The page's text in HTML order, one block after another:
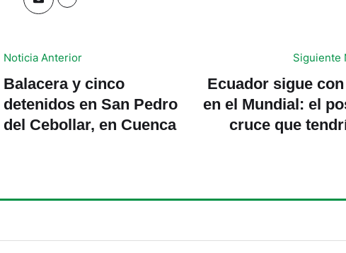
Noticia Anterior
Balacera y cinco
detenidos en San Pedro
del Cebollar, en Cuenca
Siguiente
Ecuador sigue
en el Mundial: el
cruce que